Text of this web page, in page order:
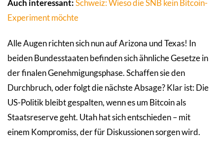
Auch interessant:Schweiz: Wieso die SNB kein Bitcoin-
Experiment möchte
Alle Augen richten sich nun auf Arizona und Texas! In
beiden Bundesstaaten befinden sich ähnliche Gesetze in
der finalen Genehmigungsphase. Schaffen sie den
Durchbruch, oder folgt die nächste Absage? Klar ist: Die
US-Politik bleibt gespalten, wenn es um Bitcoin als
Staatsreserve geht. Utah hat sich entschieden – mit
einem Kompromiss, der für Diskussionen sorgen wird.